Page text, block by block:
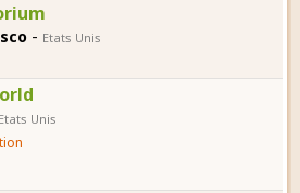
- Etats Unis
Etats Unis